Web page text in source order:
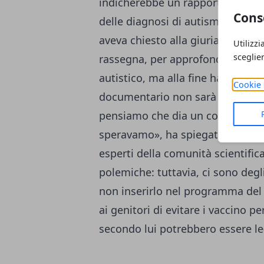
Cookie
delle diagnosi di autismo.
aveva chiesto alla giuria del
rassegna, per approfondire il
autistico, ma alla fine ha
documentario non sarà
pensiamo che dia un
speravamo», ha spiegato De
esperti della comunità
polemiche: tuttavia, ci sono
non inserirlo nel programma
ai genitori di evitare i vaccino
secondo lui potrebbero essere